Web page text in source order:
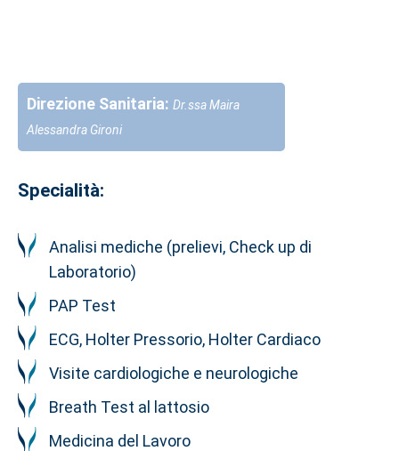
Direzione Sanitaria: Dr.ssa Maira
Alessandra Gironi
Specialità:
Analisi mediche (prelievi, Check up di
Laboratorio)
PAP Test
ECG, Holter Pressorio, Holter Cardiaco
Visite cardiologiche e neurologiche
Breath Test al lattosio
Medicina del Lavoro